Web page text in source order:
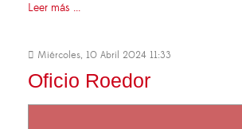
Leer más ...
Miércoles, 10 Abril 2024 11:33
Oficio Roedor